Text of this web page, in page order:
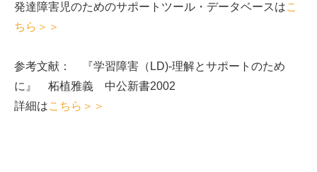
発達障害児のためのサポートツール・データベースはこ
ちら＞＞
参考文献： 『学習障害（LD)-理解とサポートのため
に』 柘植雅義 中公新書2002
詳細はこちら＞＞